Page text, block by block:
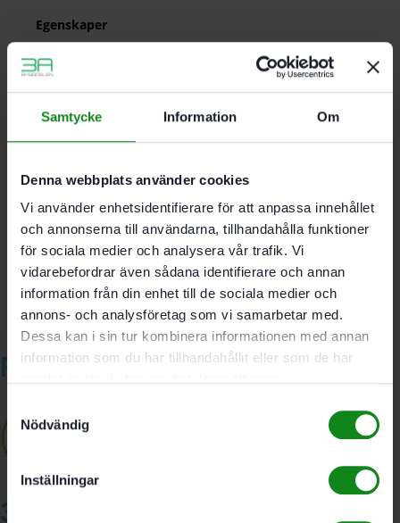
Samtycke Information Om
Denna webbplats använder cookies
Vi använder enhetsidentifierare för att anpassa innehållet
och annonserna till användarna, tillhandahålla funktioner
för sociala medier och analysera vår trafik. Vi
vidarebefordrar även sådana identifierare och annan
information från din enhet till de sociala medier och
annons- och analysföretag som vi samarbetar med.
Dessa kan i sin tur kombinera informationen med annan
information som du har tillhandahållit eller som de har
Nödvändig
Inställningar
Egenskaper
För hård puts. limrester. konsthartsputs
Sats med 35 hårdmetall-fräshjul
35 hårdmetall-fräshjul ”spetsig”
Det finns inga recensioner än.
Bli först med att recensera ”Festool Fräshjul HW-SZ 35”
Du måste varainloggadför att skriva en recension.
Relaterade produkter
3A Byggdelen